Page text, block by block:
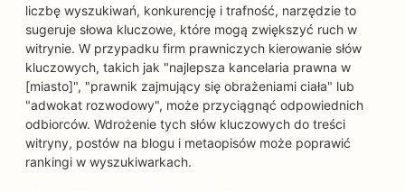
liczbę wyszukiwań, konkurencję i trafność, narzędzie to
sugeruje słowa kluczowe, które mogą zwiększyć ruch w
witrynie. W przypadku firm prawniczych kierowanie słów
kluczowych, takich jak "najlepsza kancelaria prawna w
[miasto]", "prawnik zajmujący się obrażeniami ciała" lub
"adwokat rozwodowy", może przyciągnąć odpowiednich
odbiorców. Wdrożenie tych słów kluczowych do treści
witryny, postów na blogu i metaopisów może poprawić
rankingi w wyszukiwarkach.